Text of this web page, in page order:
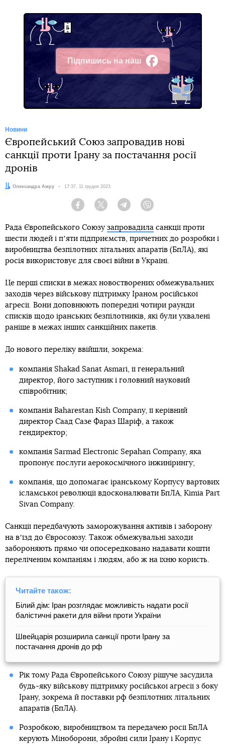
Підпишись на наш
Facebook
Новини
Європейський Союз запровадив нові
санкції проти Ірану за постачання росії
дронів
Автор:
Олександра Амру Дата:
17:37, 11 грудня 2023
Facebook Twitter Telegram
Рада Європейського Союзу запровадила санкції проти
шести людей і пʼяти підприємств, причетних до розробки і
виробництва безпілотних літальних апаратів (БпЛА), які
росія використовує для своєї війни в Україні.
Це перші списки в межах новостворених обмежувальних
заходів через військову підтримку Іраном російської
агресії. Вони доповнюють попередні чотири раунди
списків щодо іранських безпілотників, які були ухвалені
раніше в межах інших санкційних пакетів.
До нового переліку ввійшли, зокрема:
компанія Shakad Sanat Asmari, її генеральний
директор, його заступник і головний науковий
співробітник;
компанія Baharestan Kish Company, її керівний
директор Саад Сазе Фараз Шаріф, а також
гендиректор;
компанія Sarmad Electronic Sepahan Company, яка
пропонує послуги аерокосмічного інжинірингу;
компанія, що допомагає іранському Корпусу вартових
ісламської революції вдосконалювати БпЛА, Kimia Part
Sivan Company.
Санкції передбачують заморожування активів і заборону
на вʼїзд до Євросоюзу. Також обмежувальні заходи
забороняють прямо чи опосередковано надавати кошти
переліченим компаніям і людям, або ж на їхню користь.
Читайте також:
Білий дім: Іран розглядає можливість надати росії
балістичні ракети для війни проти України
Швейцарія розширила санкції проти Ірану за
постачання дронів до рф
Рік тому Рада Європейського Союзу рішуче засудила
будь-яку військову підтримку російської агресії з боку
Ірану, зокрема й поставки рф безпілотних літальних
апаратів (БпЛА).
Розробкою, виробництвом та передачею росії БпЛА
керують Міноборони, збройні сили Ірану і Корпус